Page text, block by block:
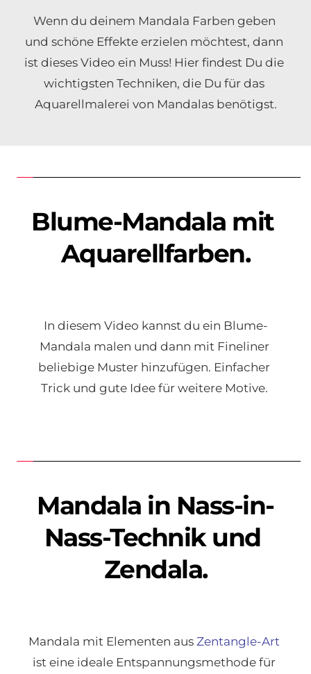
Wenn du deinem Mandala Farben geben
und schöne Effekte erzielen möchtest, dann
ist dieses Video ein Muss! Hier findest Du die
wichtigsten Techniken, die Du für das
Aquarellmalerei von Mandalas benötigst.
Blume-Mandala mit
Aquarellfarben.
In diesem Video kannst du ein Blume-
Mandala malen und dann mit Fineliner
beliebige Muster hinzufügen. Einfacher
Trick und gute Idee für weitere Motive.
Mandala in Nass-in-
Nass-Technik und
Zendala.
Mandala mit Elementen aus Zentangle-Art
ist eine ideale Entspannungsmethode für